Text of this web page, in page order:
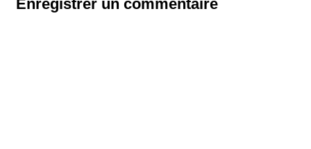
Enregistrer un commentaire